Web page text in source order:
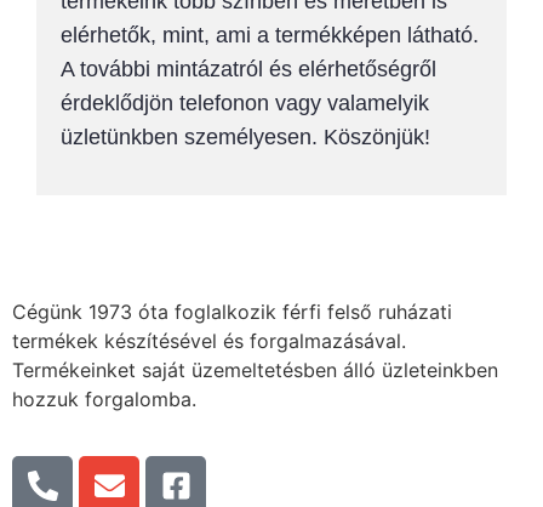
elérhetők, mint, ami a termékképen látható.
A további mintázatról és elérhetőségről
érdeklődjön telefonon vagy valamelyik
üzletünkben személyesen. Köszönjük!
Cégünk 1973 óta foglalkozik férfi felső ruházati
termékek készítésével és forgalmazásával.
Termékeinket saját üzemeltetésben álló üzleteinkben
hozzuk forgalomba.